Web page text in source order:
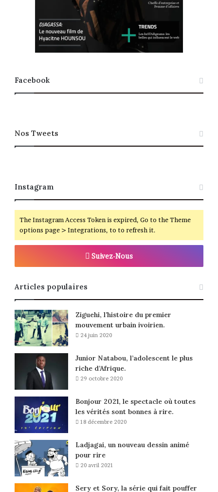
Facebook
Nos Tweets
Instagram
The Instagram Access Token is expired, Go to the Theme
options page > Integrations, to to refresh it.
Suivez-Nous
Articles populaires
Ziguehi, l’histoire du premier
mouvement urbain ivoirien.
24 juin 2020
Junior Natabou, l’adolescent le plus
riche d’Afrique.
29 octobre 2020
Bonjour 2021, le spectacle où toutes
les vérités sont bonnes à rire.
18 décembre 2020
Ladjagai, un nouveau dessin animé
pour rire
20 avril 2021
Sery et Sory, la série qui fait pouffer